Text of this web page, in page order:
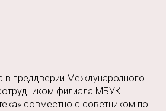
в преддверии Международного
филиала МБУК
совместно с советником по